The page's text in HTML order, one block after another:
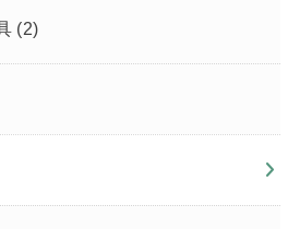
(2)